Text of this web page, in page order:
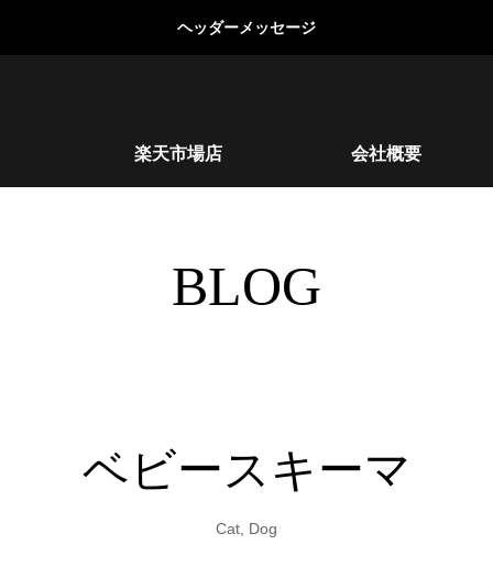
ヘッダーメッセージ
楽天市場店 会社概要
BLOG
ベビースキーマ
Cat Dog